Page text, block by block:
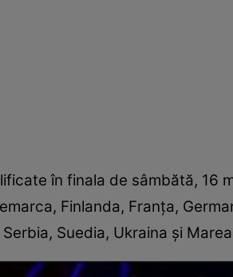
în finala de sâmbătă, 16
Finlanda, Franța,
Serbia, Suedia, Ukraina și